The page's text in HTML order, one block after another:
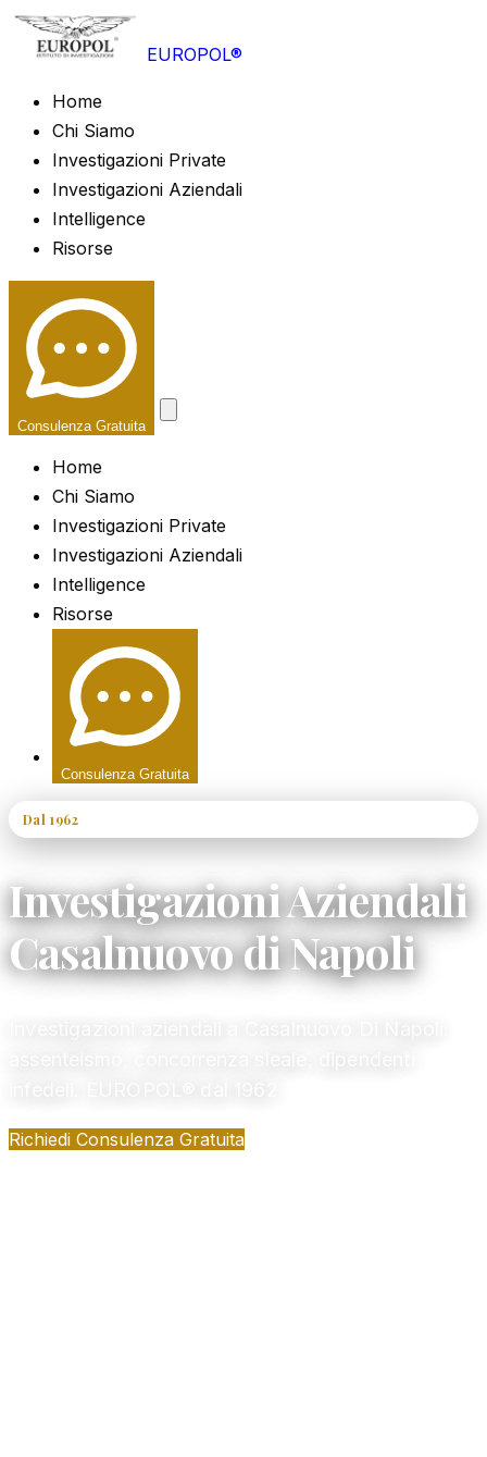
EUROPOL®
Home
Chi Siamo
Investigazioni Private
Investigazioni Aziendali
Intelligence
Risorse
Consulenza Gratuita
Home
Chi Siamo
Investigazioni Private
Investigazioni Aziendali
Intelligence
Risorse
Consulenza Gratuita
Dal 1962
Investigazioni Aziendali
Casalnuovo di Napoli
Richiedi Consulenza Gratuita